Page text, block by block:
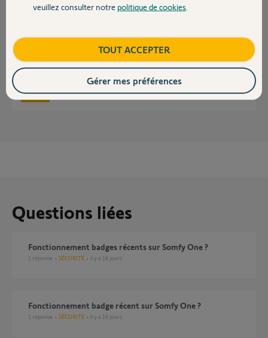
Contact
Bonjour Rayane,
de réseau wifi de votre One+ pour reprendre le même réseau, cela va
Bonne journée.
Questions liées
Fonctionnement badges récents sur Somfy One ?
1 réponse SÉCURITÉ il y a 16 jours
Fonctionnement badge récent sur Somfy One ?
1 réponse SÉCURITÉ il y a 16 jours
veuillez consulter notre politique de cookies
TOUT ACCEPTER
Gérer mes préférences